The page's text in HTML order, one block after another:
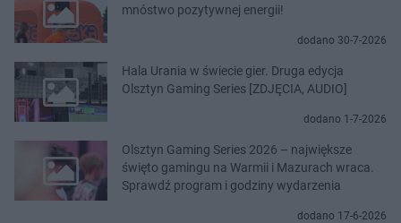
mnóstwo pozytywnej energii!
dodano 30-7-2026
Hala Urania w świecie gier. Druga edycja
Olsztyn Gaming Series [ZDJĘCIA, AUDIO]
dodano 1-7-2026
Olsztyn Gaming Series 2026 – największe
święto gamingu na Warmii i Mazurach wraca.
Sprawdź program i godziny wydarzenia
dodano 17-6-2026